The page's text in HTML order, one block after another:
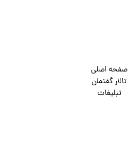
صفحه اصلی
تالار گفتمان
تبلیغات